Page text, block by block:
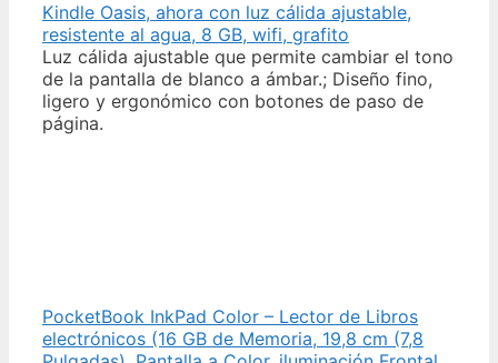
Kindle Oasis, ahora con luz cálida ajustable,
resistente al agua, 8 GB, wifi, grafito
Luz cálida ajustable que permite cambiar el tono
de la pantalla de blanco a ámbar.; Diseño fino,
ligero y ergonómico con botones de paso de
página.
PocketBook InkPad Color – Lector de Libros
electrónicos (16 GB de Memoria, 19,8 cm (7,8